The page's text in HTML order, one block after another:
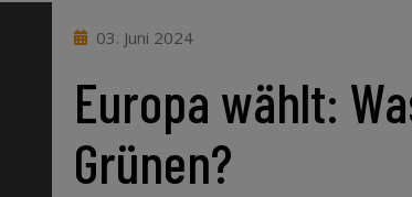
03. Juni 2024
Europa wählt:
Grünen?